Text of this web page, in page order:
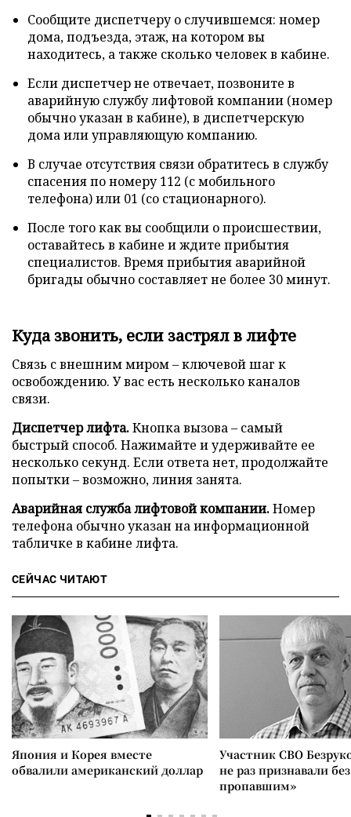
Сообщите диспетчеру о случившемся: номер
дома, подъезда, этаж, на котором вы
находитесь, а также сколько человек в кабине.
Если диспетчер не отвечает, позвоните в
аварийную службу лифтовой компании (номер
обычно указан в кабине), в диспетчерскую
дома или управляющую компанию.
В случае отсутствия связи обратитесь в службу
спасения по номеру 112 (с мобильного
телефона) или 01 (со стационарного).
После того как вы сообщили о происшествии,
оставайтесь в кабине и ждите прибытия
специалистов. Время прибытия аварийной
бригады обычно составляет не более 30 минут.
Куда звонить, если застрял в лифте
Связь с внешним миром – ключевой шаг к
освобождению. У вас есть несколько каналов
связи.
Диспетчер лифта.Кнопка вызова – самый
быстрый способ. Нажимайте и удерживайте ее
несколько секунд. Если ответа нет, продолжайте
попытки – возможно, линия занята.
Аварийная служба лифтовой компании.Номер
телефона обычно указан на информационной
табличке в кабине лифта.
СЕЙЧАС ЧИТАЮТ
Япония и Корея вместе
обвалили американский доллар
Участник СВО
не раз признавали
пропавшим»